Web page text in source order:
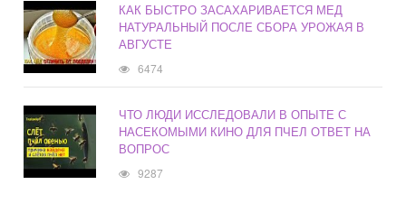
КАК БЫСТРО ЗАСАХАРИВАЕТСЯ МЕД
НАТУРАЛЬНЫЙ ПОСЛЕ СБОРА УРОЖАЯ В
АВГУСТЕ
6474
ЧТО ЛЮДИ ИССЛЕДОВАЛИ В ОПЫТЕ С
НАСЕКОМЫМИ КИНО ДЛЯ ПЧЕЛ ОТВЕТ НА
ВОПРОС
9287